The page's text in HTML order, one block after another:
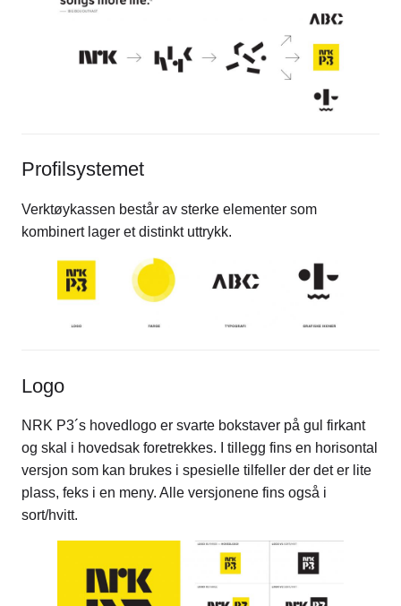
Profilsystemet
Verktøykassen består av sterke elementer som
kombinert lager et distinkt uttrykk.
Logo
NRK P3´s hovedlogo er svarte bokstaver på gul firkant
og skal i hovedsak foretrekkes. I tillegg fins en horisontal
versjon som kan brukes i spesielle tilfeller der det er lite
plass, feks i en meny. Alle versjonene fins også i
sort/hvitt.